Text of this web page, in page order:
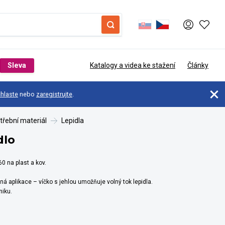
Sleva Katalogy a videa ke stažení Články
nebo zaregistrujte.
materiál Lepidla
na plast a kov.
aplikace – víčko s jehlou umožňuje volný tok lepidla.